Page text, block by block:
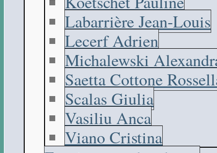
Labarrière Jean-Louis
Lecerf Adrien
Michalewski
Saetta Cottone
Scalas Giulia
Vasiliu Anca
Viano Cristina